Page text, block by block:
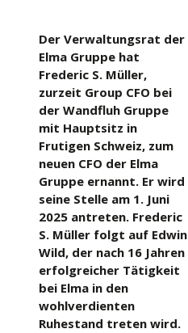
Der Verwaltungsrat der
Elma Gruppe hat
Frederic S. Müller,
zurzeit Group CFO bei
der Wandfluh Gruppe
mit Hauptsitz in
Frutigen Schweiz, zum
neuen CFO der Elma
Gruppe ernannt. Er wird
seine Stelle am 1. Juni
2025 antreten. Frederic
S. Müller folgt auf Edwin
Wild, der nach 16 Jahren
erfolgreicher Tätigkeit
bei Elma in den
wohlverdienten
Ruhestand treten wird.